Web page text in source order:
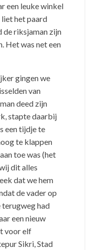
een leuke winkel
het paard
de riksjaman zijn
Het was net een
gingen we
van
deed zijn
stapte daarbij
een tijdje te
te klappen
toe was (het
dit alles
dat we hem
de vader op
terugweg had
een nieuw
voor elf
Sikri, Stad